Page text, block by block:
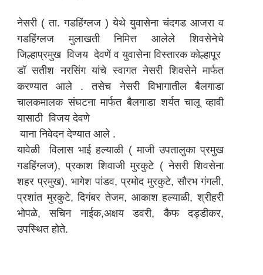
नेसरी ( ता. गडहिंग्लज ) येथे युवासेना चंदगड आजरा व
गडहिंग्लज मुलाखती निमित्त आलेले शिवसेनेचे
जिल्हाप्रमुख विजय देवणें व युवासेना विस्तारक कोल्हापूर
डॉ सतीश नरसिंग यांचे स्वागत नेसरी शिवसेने मार्फत
करण्यात आले . तसेच नेसरी विभागातील बैलगाडा
चालकमालक संघटना मार्फत बैलगाडा शर्यत चालू व्हावी
यासाठी विजय देवणे
याना निवेदन देण्यात आले .
यावेळी विलास भाई हल्याळी ( माजी उपतालुका प्रमुख
गडहिंग्लज), प्रकाश शिवाजी मुरकुटे ( नेसरी शिवसेना
शहर प्रमुख), भागेश पांडव, प्रमोद मुरकुटे, सौरभ गंगली,
प्रशांत मुरकुटे, दिगंबर तेजम, आकाश हल्याळी, श्रीहरी
भोपळे, सचिन नाईक,अक्षय डवरी, कैफ दड्डीकर,
उपस्थित होते.